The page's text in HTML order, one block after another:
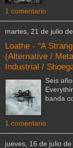
1 comentario:
martes, 21 de julio
Loathe - "A
(Alternative /
Industrial /
Seis
banda
1 comentario:
jueves, 16 de julio de